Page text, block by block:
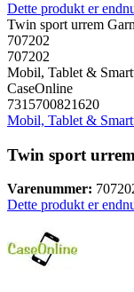
Dette produkt er
Twin sport urrem
707202
707202
Mobil, Tablet &
CaseOnline
7315700821620
Mobil, Tablet &
Twin sport
Varenummer:
Dette produkt er